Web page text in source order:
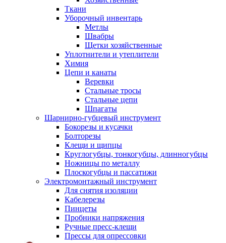
Ткани
Уборочный инвентарь
Метлы
Швабры
Щетки хозяйственные
Уплотнители и утеплители
Химия
Цепи и канаты
Веревки
Стальные тросы
Стальные цепи
Шпагаты
Шарнирно-губцевый инструмент
Бокорезы и кусачки
Болторезы
Клещи и щипцы
Круглогубцы, тонкогубцы, длинногубцы
Ножницы по металлу
Плоскогубцы и пассатижи
Электромонтажный инструмент
Для снятия изоляции
Кабелерезы
Пинцеты
Пробники напряжения
Ручные пресс-клещи
Прессы для опрессовки